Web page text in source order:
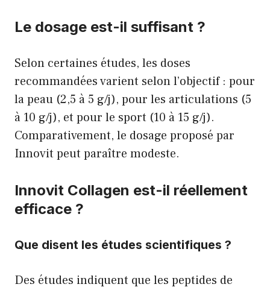
Le dosage est-il suffisant ?
Selon certaines études, les doses
recommandées varient selon l’objectif : pour
la peau (2,5 à 5 g/j), pour les articulations (5
à 10 g/j), et pour le sport (10 à 15 g/j).
Comparativement, le dosage proposé par
Innovit peut paraître modeste.
Innovit Collagen est-il réellement
efficace ?
Que disent les études scientifiques ?
Des études indiquent que les peptides de